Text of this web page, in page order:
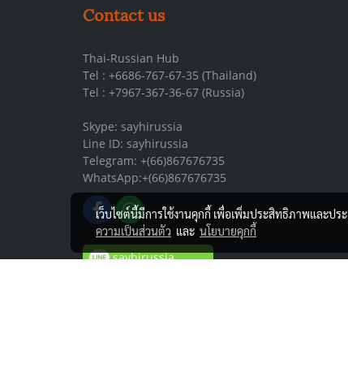
Contact us
Thai-Russian Hub
Tel : +6686-767-67-35 (Thailand)
Tel : +7967-367-36-67 (Russia)
Skype: sayhirussia
Line ID: sayhirussia
Telegram: +(66)867676735
WhatsApp:+(66)867676735
sayhirussia
เว็บไซต์นี้มีการใช้งานคุกกี้ เพื่อเพิ่มประสิทธิภาพและป
ความเป็นส่วนตัว และ นโยบายคุกกี้